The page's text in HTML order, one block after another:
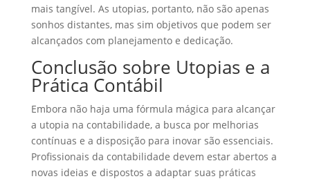
mais tangível. As utopias, portanto, não são apenas
sonhos distantes, mas sim objetivos que podem ser
alcançados com planejamento e dedicação.
Conclusão sobre Utopias e a
Prática Contábil
Embora não haja uma fórmula mágica para alcançar
a utopia na contabilidade, a busca por melhorias
contínuas e a disposição para inovar são essenciais.
Profissionais da contabilidade devem estar abertos a
novas ideias e dispostos a adaptar suas práticas